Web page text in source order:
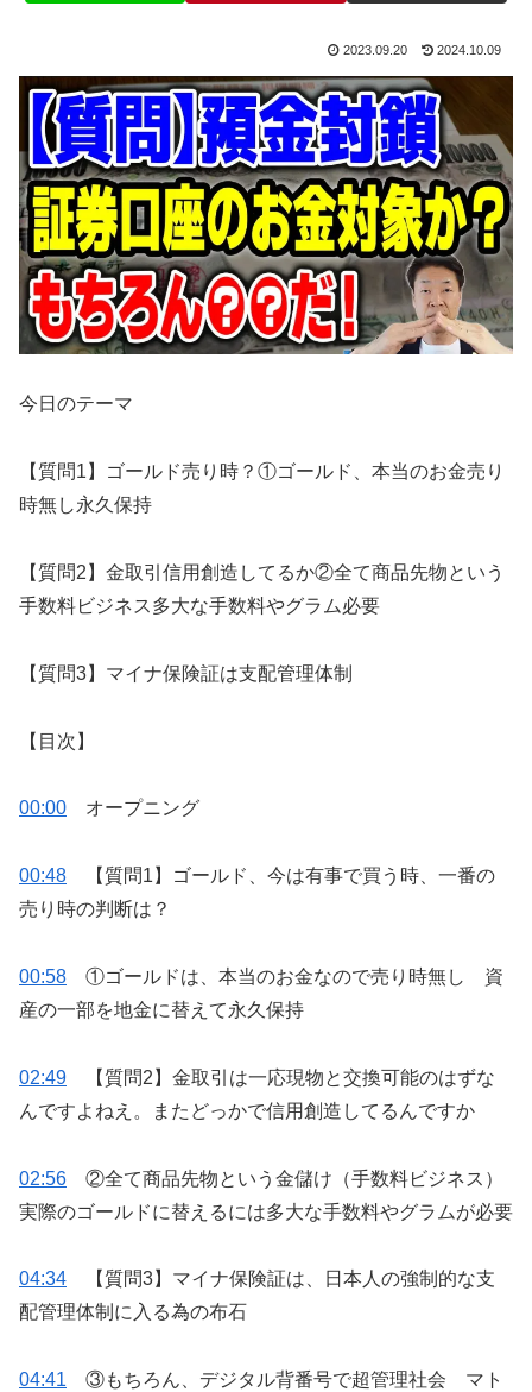
2023.09.20 2024.10.09
今日のテーマ
【質問1】ゴールド売り時？①ゴールド、本当のお金売り
時無し永久保持
【質問2】金取引信用創造してるか②全て商品先物という
手数料ビジネス多大な手数料やグラム必要
【質問3】マイナ保険証は支配管理体制
【目次】
00:00 オープニング
00:48
【質問1】ゴールド、今は有事で買う時、一番の
売り時の判断は？
00:58
①ゴールドは、本当のお金なので売り時無し 資
産の一部を地金に替えて永久保持
02:49
【質問2】金取引は一応現物と交換可能のはずな
んですよねえ。またどっかで信用創造してるんですか
02:56
②全て商品先物という金儲け（手数料ビジネス）
実際のゴールドに替えるには多大な手数料やグラムが必要
04:34
【質問3】マイナ保険証は、日本人の強制的な支
配管理体制に入る為の布石
04:41
③もちろん、デジタル背番号で超管理社会 マト